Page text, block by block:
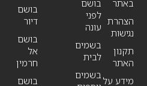
באתר
הצהרת
נגישות
תקנון
האתר
מידע על
בושם
לפני
עונה
בשמים
לבית
בשמים
בושם
דיור
בושם
אל
חרמין
בושם